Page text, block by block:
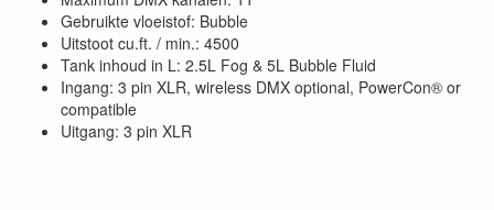
Gebruikte vloeistof: Bubble
Uitstoot cu.ft. / min.: 4500
Tank inhoud in L: 2.5L Fog & 5L Bubble Fluid
Ingang: 3 pin XLR, wireless DMX optional, PowerCon® or
compatible
Uitgang: 3 pin XLR